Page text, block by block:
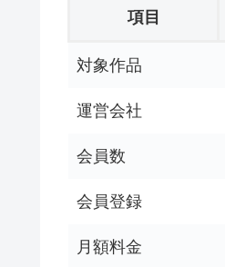
項目
対象作品
運営会社
会員数
会員登録
月額料金